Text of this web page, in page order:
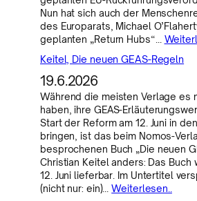
Nun hat sich auch der
des Europarats, Michael
geplanten „Return Hubs“…
Keitel, Die neuen GEAS-Regeln
19.6.2026
Während die meisten Verlage es
haben, ihre GEAS-
Start der Reform am 12. Juni in
bringen, ist das beim Nomos-
besprochenen Buch „Die neuen
Christian Keitel anders: Das Buch
12. Juni lieferbar. Im Untertitel
(nicht nur: ein)…Weiterlesen..